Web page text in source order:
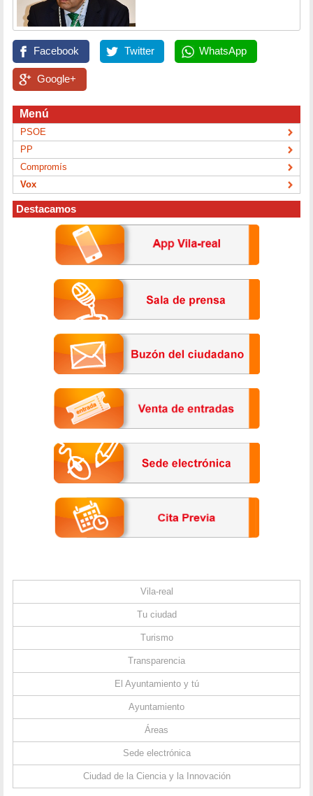
Facebook Twitter WhatsApp
Google+
Menú
PSOE
PP
Compromís
Vox
Destacamos
Vila-real
Tu ciudad
Turismo
Transparencia
El Ayuntamiento y tú
Ayuntamiento
Áreas
Sede electrónica
Ciudad de la Ciencia y la Innovación